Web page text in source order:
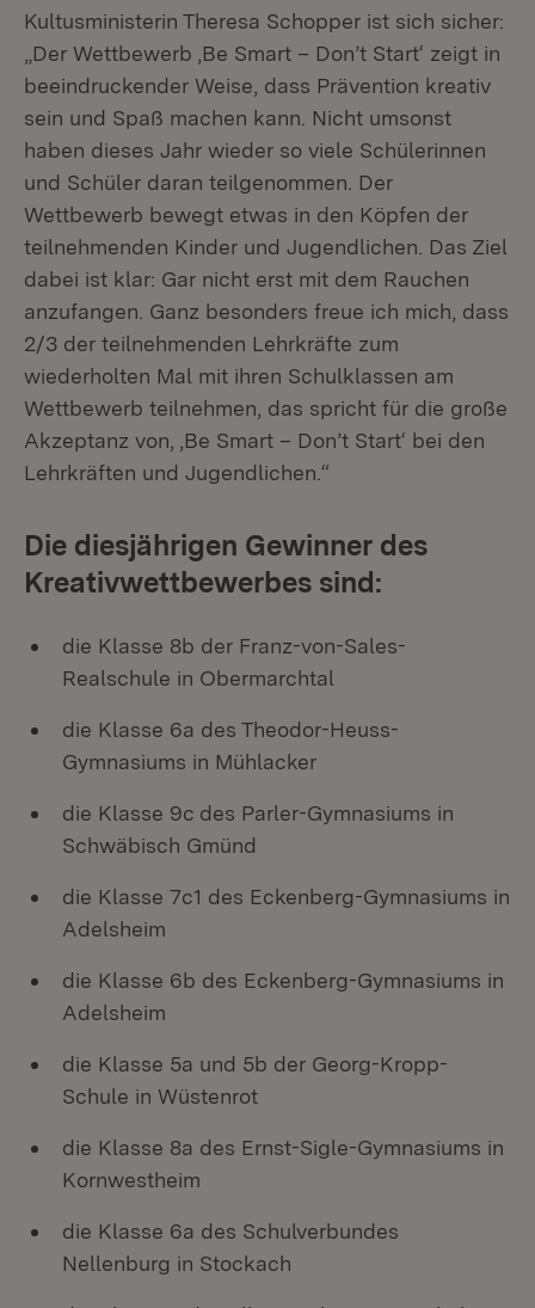
Kultusministerin Theresa Schopper ist sich sicher:
„Der Wettbewerb ‚Be Smart – Don’t Start‘ zeigt in
beeindruckender Weise, dass Prävention kreativ
sein und Spaß machen kann. Nicht umsonst
haben dieses Jahr wieder so viele Schülerinnen
und Schüler daran teilgenommen. Der
Wettbewerb bewegt etwas in den Köpfen der
teilnehmenden Kinder und Jugendlichen. Das Ziel
dabei ist klar: Gar nicht erst mit dem Rauchen
anzufangen. Ganz besonders freue ich mich, dass
2/3 der teilnehmenden Lehrkräfte zum
wiederholten Mal mit ihren Schulklassen am
Wettbewerb teilnehmen, das spricht für die große
Akzeptanz von‚ ‚Be Smart – Don’t Start‘ bei den
Lehrkräften und Jugendlichen.“
Die diesjährigen Gewinner des
Kreativwettbewerbes sind:
die Klasse 8b der Franz-von-Sales-
Realschule in Obermarchtal
die Klasse 6a des Theodor-Heuss-
Gymnasiums in Mühlacker
die Klasse 9c des Parler-Gymnasiums in
Schwäbisch Gmünd
die Klasse 7c1 des Eckenberg-Gymnasiums in
Adelsheim
die Klasse 6b des Eckenberg-Gymnasiums in
Adelsheim
die Klasse 5a und 5b der Georg-Kropp-
Schule in Wüstenrot
die Klasse 8a des Ernst-Sigle-Gymnasiums in
Kornwestheim
die Klasse 6a des Schulverbundes
Nellenburg in Stockach